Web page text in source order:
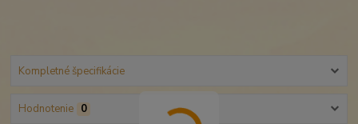
Kompletné špecifikácie
Hodnotenie 0